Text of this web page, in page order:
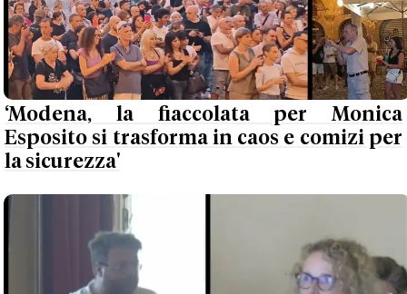
‘Modena, la fiaccolata per Monica
Esposito si trasforma in caos e comizi per
la sicurezza'